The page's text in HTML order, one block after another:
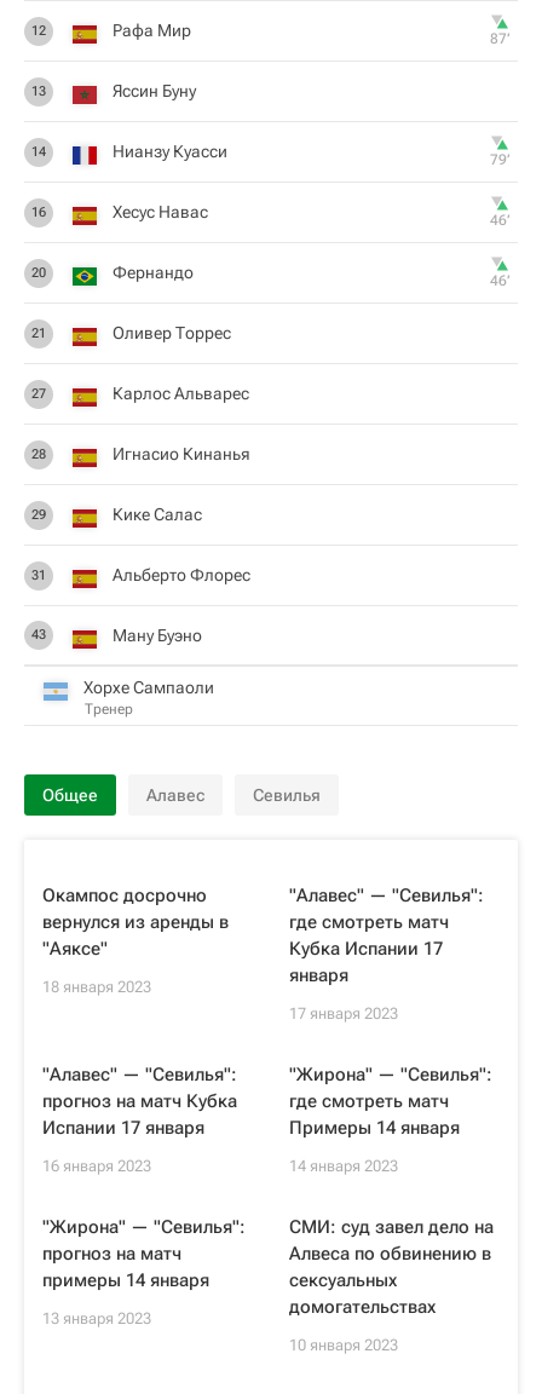
12 Рафа Мир 87‎’‎
13 Яссин Буну
14 Нианзу Куасси 79‎’‎
16 Хесус Навас 46‎’‎
20 Фернандо 46‎’‎
21 Оливер Торрес
27 Карлос Альварес
28 Игнасио Кинанья
29 Кике Салас
31 Альберто Флорес
43 Ману Буэно
Хорхе Сампаоли
Тренер
Общее Алавес Севилья
Окампос досрочно
вернулся из аренды в
"Аяксе"
18 января 2023
"Алавес" — "Севилья":
где смотреть матч
Кубка Испании 17
января
17 января 2023
"Алавес" — "Севилья":
прогноз на матч Кубка
Испании 17 января
16 января 2023
"Жирона" — "Севилья":
где смотреть матч
Примеры 14 января
14 января 2023
"Жирона" — "Севилья":
прогноз на матч
примеры 14 января
13 января 2023
СМИ: cуд завел дело на
Алвеса по обвинению в
сексуальных
домогательствах
10 января 2023